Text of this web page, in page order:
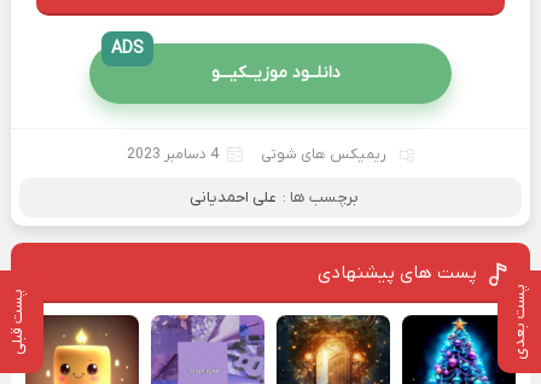
پست بعدی پست قبلی
دانلــود موزیــکیـــو
ADS
ریمیکس های شوتی 4 دسامبر 2023
برچسب ها : علی احمدیانی
پست های پیشنهادی